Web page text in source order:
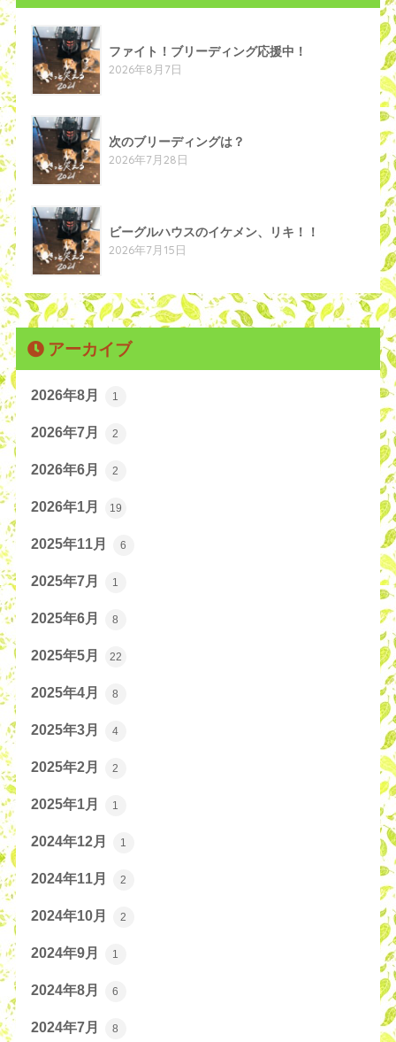
ファイト！ブリーディング応援中！
2026年8月7日
次のブリーディングは？
2026年7月28日
ビーグルハウスのイケメン、リキ！！
2026年7月15日
アーカイブ
2026年8月 1
2026年7月 2
2026年6月 2
2026年1月 19
2025年11月 6
2025年7月 1
2025年6月 8
2025年5月 22
2025年4月 8
2025年3月 4
2025年2月 2
2025年1月 1
2024年12月 1
2024年11月 2
2024年10月 2
2024年9月 1
2024年8月 6
2024年7月 8